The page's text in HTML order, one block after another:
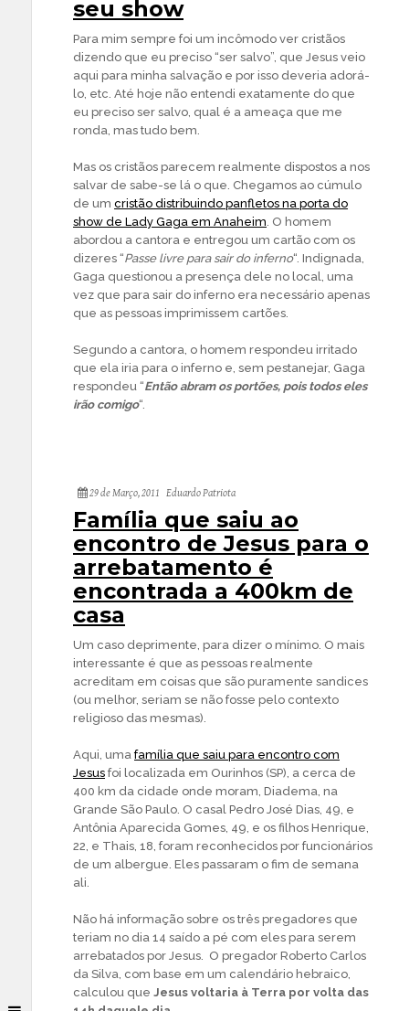
seu show
Para mim sempre foi um incômodo ver cristãos
dizendo que eu preciso “ser salvo”, que Jesus veio
aqui para minha salvação e por isso deveria adorá-
lo, etc. Até hoje não entendi exatamente do que
eu preciso ser salvo, qual é a ameaça que me
ronda, mas tudo bem.
Mas os cristãos parecem realmente dispostos a nos
salvar de sabe-se lá o que. Chegamos ao cúmulo
de um cristão distribuindo panfletos na porta do
show de Lady Gaga em Anaheim. O homem
abordou a cantora e entregou um cartão com os
dizeres “Passe livre para sair do inferno“. Indignada,
Gaga questionou a presença dele no local, uma
vez que para sair do inferno era necessário apenas
que as pessoas imprimissem cartões.
Segundo a cantora, o homem respondeu irritado
que ela iria para o inferno e, sem pestanejar, Gaga
respondeu “Então abram os portões, pois todos eles
irão comigo“.
29 de Março, 2011 Eduardo Patriota
Família que saiu ao
encontro de Jesus para o
arrebatamento é
encontrada a 400km de
casa
Um caso deprimente, para dizer o mínimo. O mais
interessante é que as pessoas realmente
acreditam em coisas que são puramente sandices
(ou melhor, seriam se não fosse pelo contexto
religioso das mesmas).
Aqui, umafamília que saiu para encontro com
Jesus foi localizada em Ourinhos (SP), a cerca de
400 km da cidade onde moram, Diadema, na
Grande São Paulo. O casal Pedro José Dias, 49, e
Antônia Aparecida Gomes, 49, e os filhos Henrique,
22, e Thais, 18, foram reconhecidos por funcionários
de um albergue. Eles passaram o fim de semana
ali.
Não há informação sobre os três pregadores que
teriam no dia 14 saído a pé com eles para serem
arrebatados por Jesus. O pregador Roberto Carlos
da Silva, com base em um calendário hebraico,
calculou que Jesus voltaria à Terra por volta das